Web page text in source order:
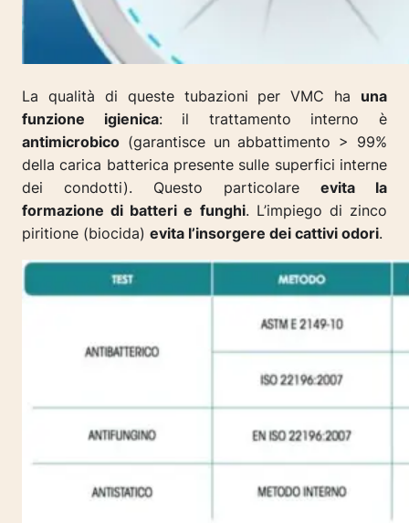
La qualità di queste tubazioni per VMC ha una
funzione igienica: il trattamento interno è
antimicrobico (garantisce un abbattimento > 99%
della carica batterica presente sulle superfici interne
dei condotti). Questo particolare evita la
formazione di batteri e funghi. L’impiego di zinco
piritione (biocida) evita l’insorgere dei cattivi odori.